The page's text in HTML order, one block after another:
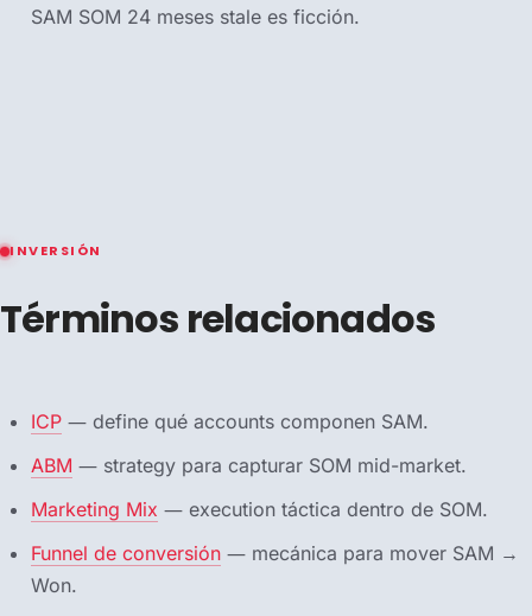
SAM SOM 24 meses stale es ficción.
INVERSIÓN
Términos relacionados
ICP — define qué accounts componen SAM.
ABM — strategy para capturar SOM mid-market.
Marketing Mix — execution táctica dentro de SOM.
Funnel de conversión — mecánica para mover SAM →
Won.